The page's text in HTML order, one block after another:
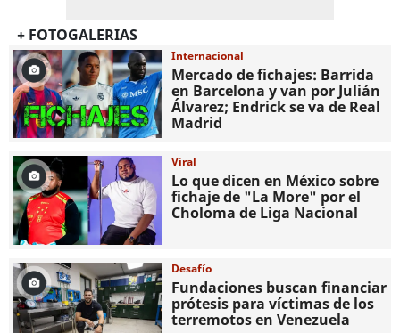
+ FOTOGALERIAS
Internacional
Mercado de fichajes: Barrida
en Barcelona y van por Julián
Álvarez; Endrick se va de Real
Madrid
Viral
Lo que dicen en México sobre
fichaje de "La More" por el
Choloma de Liga Nacional
Desafío
Fundaciones buscan financiar
prótesis para víctimas de los
terremotos en Venezuela